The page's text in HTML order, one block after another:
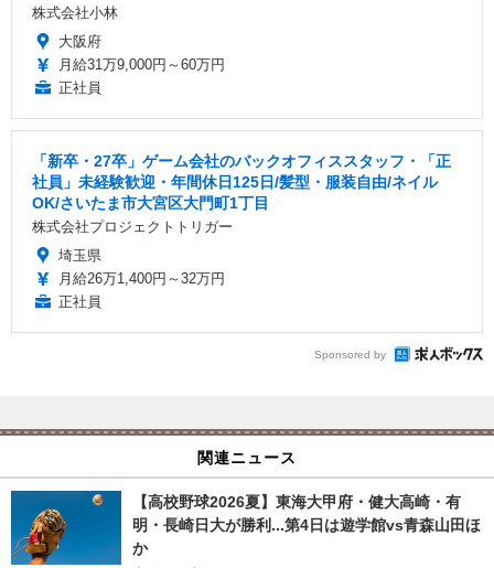
株式会社小林
大阪府
月給31万9,000円～60万円
正社員
「新卒・27卒」ゲーム会社のバックオフィススタッフ・「正
社員」未経験歓迎・年間休日125日/髪型・服装自由/ネイル
OK/さいたま市大宮区大門町1丁目
株式会社プロジェクトトリガー
埼玉県
月給26万1,400円～32万円
正社員
Sponsored by
関連ニュース
【高校野球2026夏】東海大甲府・健大高崎・有
明・長崎日大が勝利...第4日は遊学館vs青森山田ほ
か